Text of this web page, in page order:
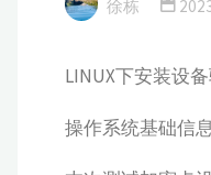
徐栋
LINUX下安装设
操作系统基础信